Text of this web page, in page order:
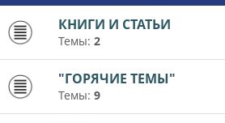
КНИГИ И СТАТЬИ
Темы: 2
"ГОРЯЧИЕ ТЕМЫ"
Темы: 9